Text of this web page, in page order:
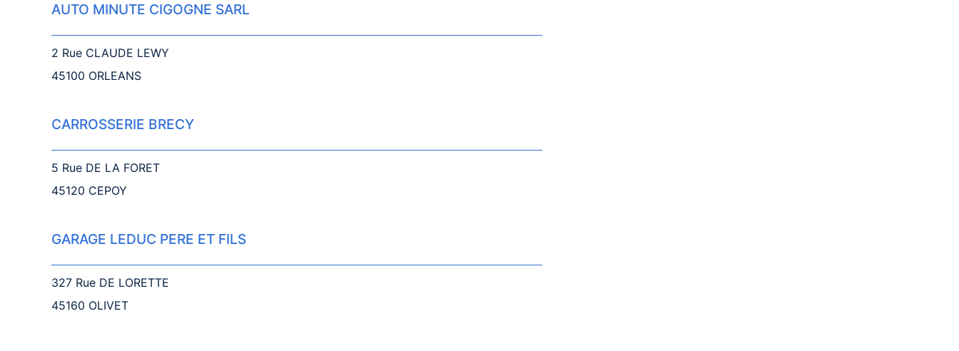
AUTO MINUTE CIGOGNE SARL
2 Rue CLAUDE LEWY
45100 ORLEANS
CARROSSERIE BRECY
5 Rue DE LA FORET
45120 CEPOY
GARAGE LEDUC PERE ET FILS
327 Rue DE LORETTE
45160 OLIVET